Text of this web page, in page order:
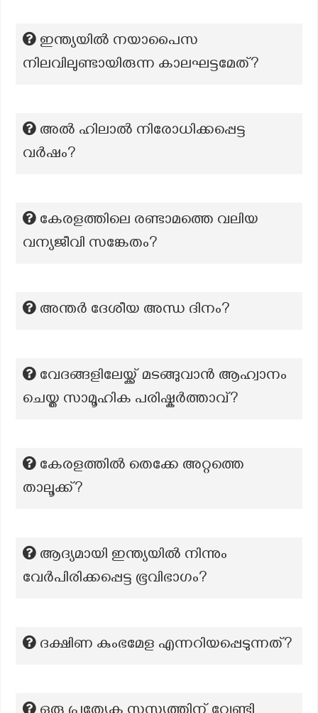
ഇന്ത്യയിൽ നയാപൈസ
നിലവിലുണ്ടായിരുന്ന കാലഘട്ടമേത്?
അൽ ഹിലാൽ നിരോധിക്കപ്പെട്ട
വർഷം?
കേരളത്തിലെ രണ്ടാമത്തെ വലിയ
വന്യജീവി സങ്കേതം?
അന്തർ ദേശീയ അന്ധ ദിനം?
വേദങ്ങളിലേയ്ക്ക് മടങ്ങുവാൻ ആഹ്വാനം
ചെയ്ത സാമൂഹിക പരിഷ്കർത്താവ്?
കേരളത്തിൽ തെക്കേ അറ്റത്തെ
താലൂക്ക്?
ആദ്യമായി ഇന്ത്യയിൽ നിന്നും
വേർപിരിക്കപ്പെട്ട ഭൂവിഭാഗം?
ദക്ഷിണ കുംഭമേള എന്നറിയപ്പെടുന്നത്?